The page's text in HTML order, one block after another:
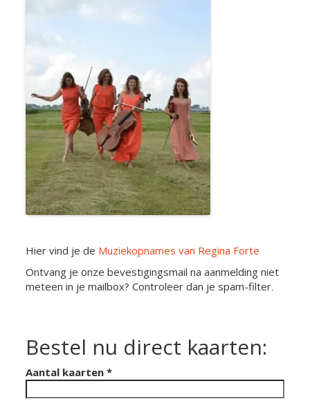
Hier vind je de Muziekopnames van Regina Forte
Ontvang je onze bevestigingsmail na aanmelding niet
meteen in je mailbox? Controleer dan je spam-filter.
Bestel nu direct kaarten:
Aantal kaarten *